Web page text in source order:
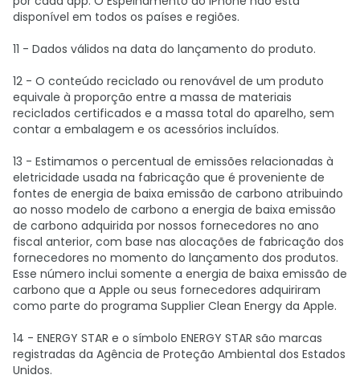
disponível em todos os países e regiões.
11 - Dados válidos na data do lançamento do produto.
12 - O conteúdo reciclado ou renovável de um produto
equivale à proporção entre a massa de materiais
reciclados certificados e a massa total do aparelho, sem
contar a embalagem e os acessórios incluídos.
13 - Estimamos o percentual de emissões relacionadas à
eletricidade usada na fabricação que é proveniente de
fontes de energia de baixa emissão de carbono atribuindo
ao nosso modelo de carbono a energia de baixa emissão
de carbono adquirida por nossos fornecedores no ano
fiscal anterior, com base nas alocações de fabricação dos
fornecedores no momento do lançamento dos produtos.
Esse número inclui somente a energia de baixa emissão de
carbono que a Apple ou seus fornecedores adquiriram
como parte do programa Supplier Clean Energy da Apple.
14 - ENERGY STAR e o símbolo ENERGY STAR são marcas
registradas da Agência de Proteção Ambiental dos Estados
Unidos.